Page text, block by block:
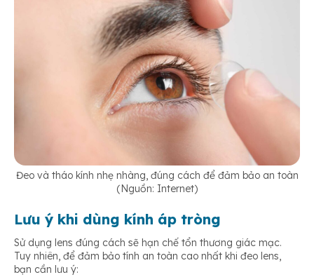
Đeo và tháo kính nhẹ nhàng, đúng cách để đảm bảo an toàn
(Nguồn: Internet)
Lưu ý khi dùng kính áp tròng
Sử dụng lens đúng cách sẽ hạn chế tổn thương giác mạc.
Tuy nhiên, để đảm bảo tính an toàn cao nhất khi đeo lens,
bạn cần lưu ý: